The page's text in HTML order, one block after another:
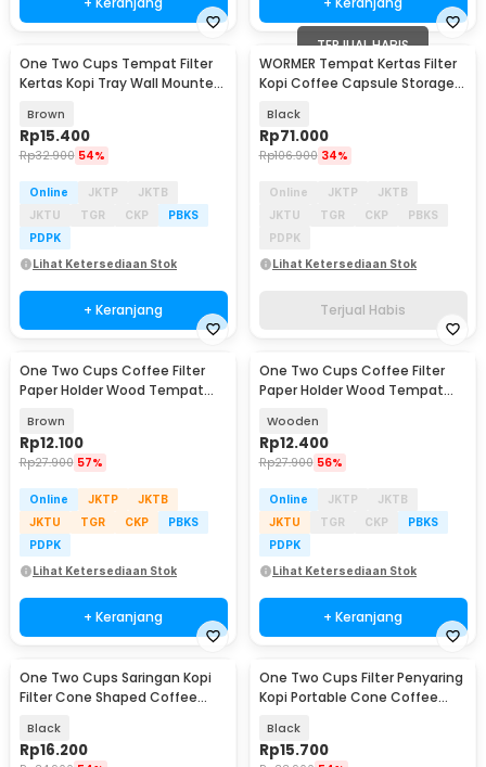
One Two Cups Tempat Filter
Kertas Kopi Tray Wall Mounted
Brown
Rp15.400
Rp32.900 54%
Online JKTP
JKTB
JKTU
TGR CKP
PBKS
PDPK
Lihat Ketersediaan Stok
+ Keranjang
TERJUAL HABIS
WORMER Tempat Kertas Filter
Kopi Coffee Capsule Storage
Black
Rp71.000
Rp106.900 34%
Online JKTP
JKTB
JKTU
TGR CKP
PBKS
PDPK
Lihat Ketersediaan Stok
Terjual Habis
One Two Cups Coffee Filter
Paper Holder Wood Tempat
Brown
Rp12.100
Rp27.900 57%
Online JKTP
JKTB
JKTU
TGR CKP
PBKS
PDPK
Lihat Ketersediaan Stok
+ Keranjang
One Two Cups Coffee Filter
Paper Holder Wood Tempat
Wooden
Rp12.400
Rp27.900 56%
Online JKTP
JKTB
JKTU
TGR CKP
PBKS
PDPK
Lihat Ketersediaan Stok
+ Keranjang
One Two Cups Saringan Kopi
Filter Cone Shaped Coffee
Black
Rp16.200
One Two Cups Filter Penyaring
Kopi Portable Cone Coffee
Black
Rp15.700